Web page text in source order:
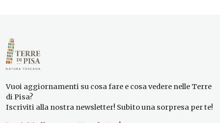
Vuoi aggiornamenti su cosa fare e cosa vedere nelle Terre
di Pisa?
Iscriviti alla nostra newsletter! Subito una sorpresa per te!